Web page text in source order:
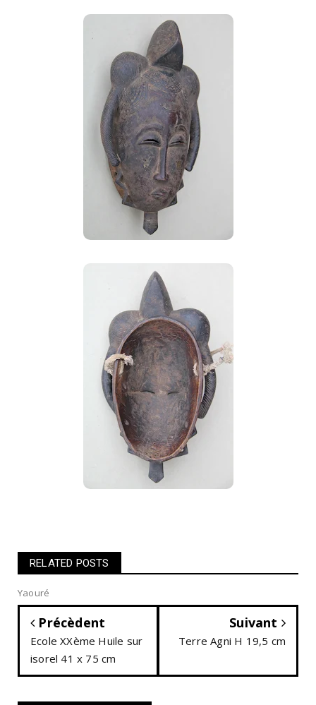
RELATED POSTS
Yaouré
Précèdent
Ecole XXème Huile sur
isorel 41 x 75 cm
Suivant
Terre Agni H 19,5 cm